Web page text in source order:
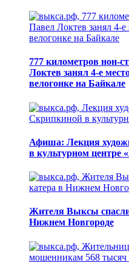
777 километров нон-
Локтев занял 4-е
велогонке на Байкале
Афиша: Лекция
в культурном центре
Жителя Выксы
Нижнем Новгороде